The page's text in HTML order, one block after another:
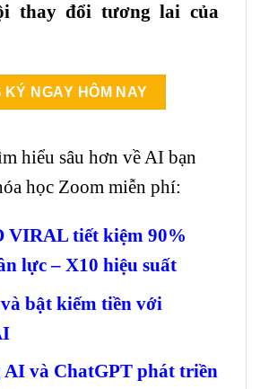
thay đổi tương lai của
NGAY HÔM NAY
hiểu sâu hơn về AI bạn
học Zoom miễn phí:
VIRAL tiết kiệm 90%
lực – X10 hiệu suất
bật kiếm tiền với
AI và ChatGPT phát triền